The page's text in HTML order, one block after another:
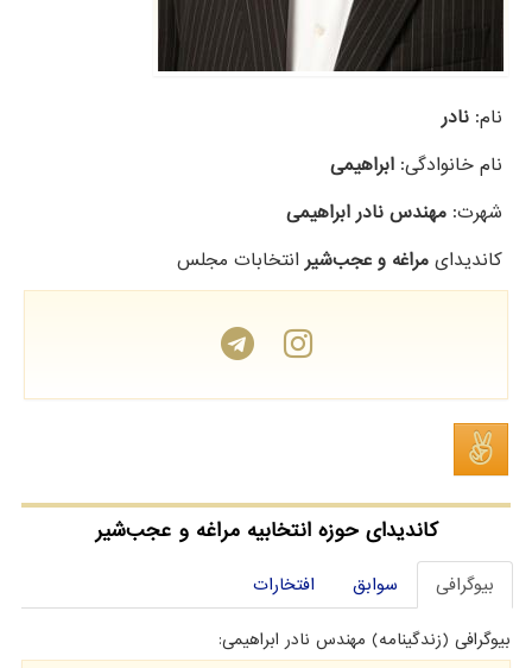
نام: نادر
نام خانوادگی: ابراهیمی
شهرت: مهندس نادر ابراهیمی
کاندیدای مراغه و عجب‌شیر انتخابات مجلس
کاندیدای حوزه انتخابیه مراغه و عجب‌شیر
بیوگرافی سوابق افتخارات
بیوگرافی (زندگینامه) مهندس نادر ابراهیمی: